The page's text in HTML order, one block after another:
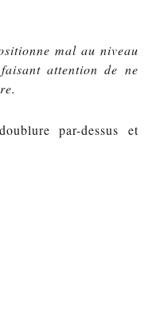
mal au niveau
attention de ne
par-dessus et